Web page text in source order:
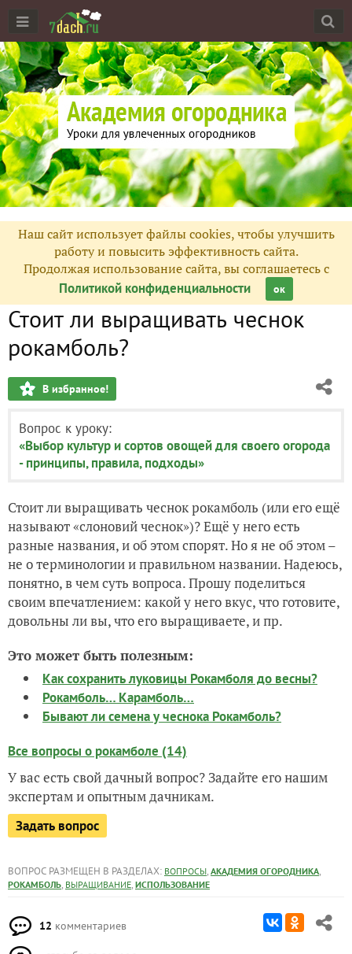
Наш сайт использует файлы cookies, чтобы улучшить
работу и повысить эффективность сайта.
Продолжая использование сайта, вы соглашаетесь с
Политикой конфиденциальности
ок
Стоит ли выращивать чеснок
рокамболь?
В избранное!
Вопрос к уроку:
«Выбор культур и сортов овощей для своего огорода
- принципы, правила, подходы»
Стоит ли выращивать чеснок рокамболь (или его ещё
называют «слоновий чеснок»)? Ещё у него есть
разные названия, и об этом спорят. Но я не об этом –
не о терминологии и правильном названии. Надеюсь,
понятно, в чем суть вопроса. Прошу поделиться
своим впечатлением: какой у него вкус, что готовите,
довольны ли вы, что его выращиваете, и пр.
Это может быть полезным:
Как сохранить луковицы Рокамболя до весны?
Рокамболь… Карамболь…
Бывают ли семена у чеснока Рокамболь?
Все вопросы о рокамболе (14)
У вас есть свой дачный вопрос? Задайте его нашим
экспертам и опытным дачникам.
Задать вопрос
ВОПРОС РАЗМЕЩЕН В РАЗДЕЛАХ: ВОПРОСЫ, АКАДЕМИЯ ОГОРОДНИКА,
РОКАМБОЛЬ, ВЫРАЩИВАНИЕ, ИСПОЛЬЗОВАНИЕ
12 комментариев